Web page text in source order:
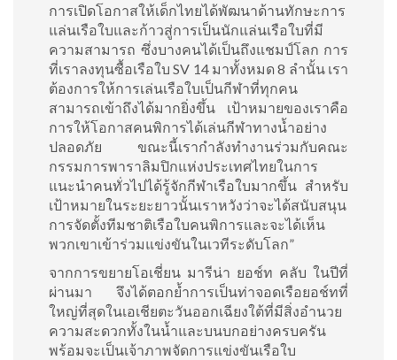
การเปิดโอกาสให้เด็กไทยได้พัฒนาด้านทักษะการ
แล่นเรือใบและก้าวสู่การเป็นนักแล่นเรือใบที่มี
ความสามารถ ซึ่งบางคนได้เป็นถึงแชมป์โลก การ
ที่เราลงทุนซื้อเรือใบ SV 14 มาทั้งหมด 8 ลำนั้น เรา
ต้องการให้การเล่นเรือใบเป็นกีฬาที่ทุกคน
สามารถเข้าถึงได้มากยิ่งขึ้น เป้าหมายของเราคือ
การให้โอกาสคนพิการได้เล่นกีฬาทางน้ำอย่าง
ปลอดภัย ขณะนี้เรากำลังทำงานร่วมกับคณะ
กรรมการพาราลิมปิกแห่งประเทศไทยในการ
แนะนำคนทั่วไปได้รู้จักกีฬาเรือใบมากขึ้น สำหรับ
เป้าหมายในระยะยาวนั้นเราหวังว่าจะได้สนับสนุน
การจัดตั้งทีมชาติเรือใบคนพิการและจะได้เห็น
พวกเขาเข้าร่วมแข่งขันในเวทีระดับโลก”
จากการขยายโอเชี่ยน มารีน่า ยอช์ท คลับ ในปีที่
ผ่านมา จึงได้ตอกย้ำการเป็นท่าจอดเรือยอช์ทที่
ใหญ่ที่สุดในเอเชียตะวันออกเฉียงใต้ที่มีสิ่งอำนวย
ความสะดวกทั้งในน้ำและบนบกอย่างครบครัน
พร้อมจะเป็นเจ้าภาพจัดการแข่งขันเรือใบ